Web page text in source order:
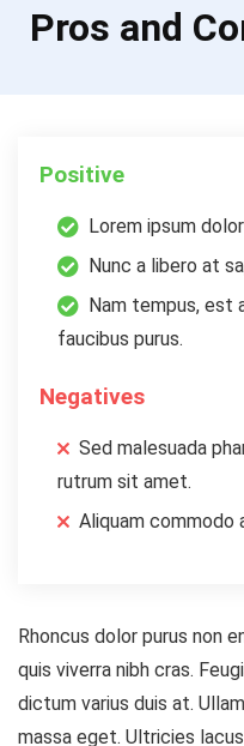
Pros and
Positive
Lorem ipsum
Nunc a libero at
Nam tempus, est
faucibus purus.
Negatives
Sed malesuada
rutrum sit amet.
Aliquam commodo
Rhoncus dolor purus non
quis viverra nibh cras.
dictum varius duis at.
massa eget. Ultricies